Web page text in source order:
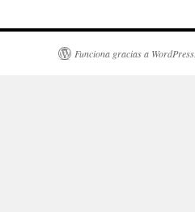
Funciona gracias a WordPress.